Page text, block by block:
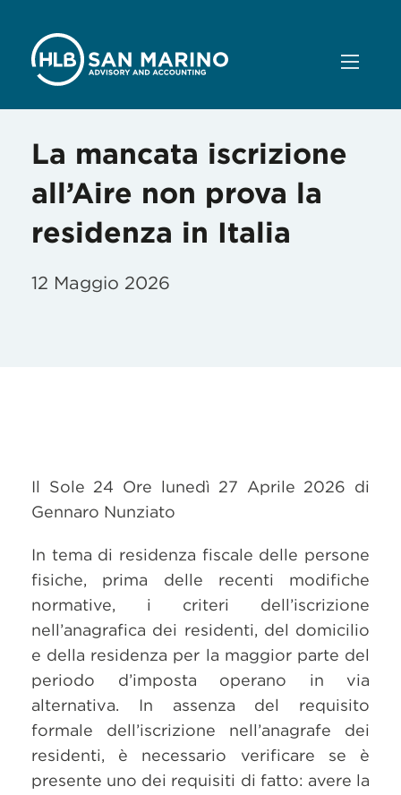
La mancata iscrizione
all’Aire non prova la
residenza in Italia
12 Maggio 2026
Il Sole 24 Ore lunedì 27 Aprile 2026 di
Gennaro Nunziato
In tema di residenza fiscale delle persone
fisiche, prima delle recenti modifiche
normative, i criteri dell’iscrizione
nell’anagrafica dei residenti, del domicilio
e della residenza per la maggior parte del
periodo d’imposta operano in via
alternativa. In assenza del requisito
formale dell’iscrizione nell’anagrafe dei
residenti, è necessario verificare se è
presente uno dei requisiti di fatto: avere la